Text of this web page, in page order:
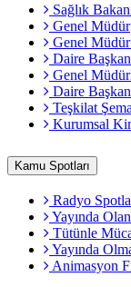
Sağlık
Genel Müdür
Genel Müdür
Daire
Genel
Daire
Teşkilat
Kurumsal
Kamu Spotları
Radyo
Yayında
Tütünle
Yayında
Animasyon